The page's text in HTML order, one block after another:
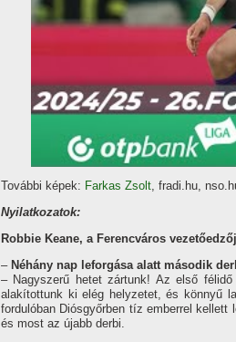
További képek: Farkas Zsolt, fradi.hu,
Nyilatkozatok:
Robbie Keane, a Ferencváros
– Néhány nap leforgása alatt második
– Nagyszerű hetet zártunk! Az első
alakítottunk ki elég helyzetet, és könnyű
fordulóban Diósgyőrben tíz emberrel
és most az újabb derbi.